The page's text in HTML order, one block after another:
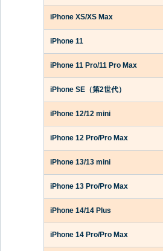
iPhone XS/XS Max
iPhone 11
iPhone 11 Pro/11 Pro Max
iPhone SE （第2世代）
iPhone 12/12 mini
iPhone 12 Pro/Pro Max
iPhone 13/13 mini
iPhone 13 Pro/Pro Max
iPhone 14/14 Plus
iPhone 14 Pro/Pro Max